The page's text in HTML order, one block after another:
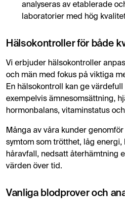
analyseras av etablerade
laboratorier med hög
Hälsokontroller för både
Vi erbjuder hälsokontroller
och män med fokus på viktiga
En hälsokontroll kan ge
exempelvis ämnesomsättning,
hormonbalans, vitaminstatus
Många av våra kunder
symtom som trötthet, låg energi,
håravfall, nedsatt återhämtning
värden över tid.
Vanliga blodprover och